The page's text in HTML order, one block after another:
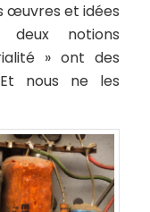
œuvres et idées
notions
» ont des
nous ne les